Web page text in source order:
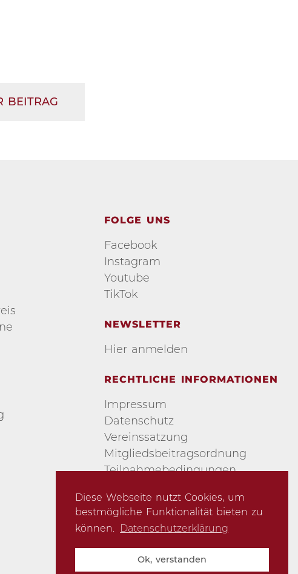
Diese Webseite nutzt Cookies, um
bestmögliche Funktionalität bieten zu
können. Datenschutzerklärung
Ok, verstanden
BEITRAG
FOLGE UNS
Facebook
Instagram
Youtube
TikTok
NEWSLETTER
Hier anmelden
RECHTLICHE INFORMATIONEN
Impressum
Datenschutz
Vereinssatzung
Mitgliedsbeitragsordnung
Teilnahmebedingungen
AGB